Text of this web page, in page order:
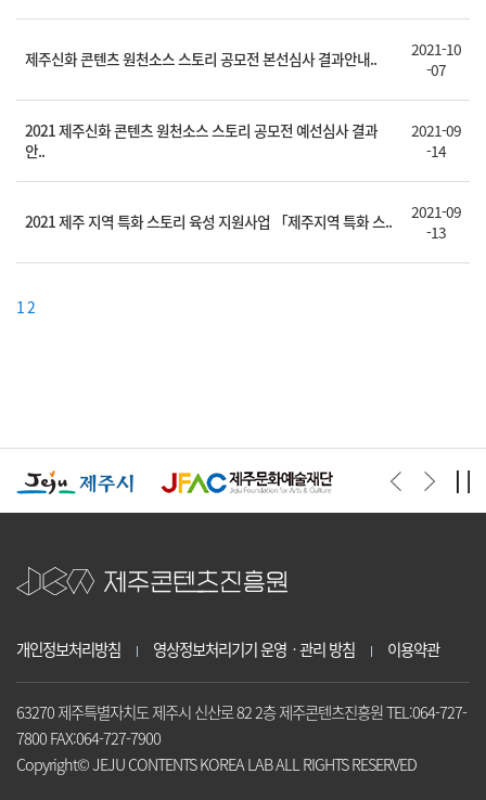
제주신화 콘텐츠 원천소스 스토리 공모전 본선심사 결과안내..
2021-10
-07
2021 제주신화 콘텐츠 원천소스 스토리 공모전 예선심사 결과
안..
2021-09
-14
2021 제주 지역 특화 스토리 육성 지원사업 「제주지역 특화 스..
2021-09
-13
12
개인정보처리방침 영상정보처리기기 운영ㆍ관리 방침 이용약관
63270 제주특별자치도 제주시 신산로 82 2층 제주콘텐츠진흥원 TEL:064-727-
7800 FAX:064-727-7900
Copyright© JEJU CONTENTS KOREA LAB ALL RIGHTS RESERVED